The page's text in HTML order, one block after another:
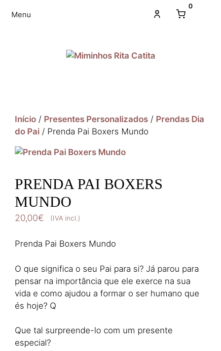
0
Menu
Início / Presentes Personalizados / Prendas Dia
do Pai / Prenda Pai Boxers Mundo
PRENDA PAI BOXERS
MUNDO
20,00€ (IVA incl.)
Prenda Pai Boxers Mundo
O que significa o seu Pai para si? Já parou para
pensar na importância que ele exerce na sua
vida e como ajudou a formar o ser humano que
és hoje? Q
Que tal surpreende-lo com um presente
especial?